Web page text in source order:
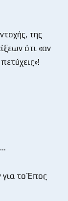
της
ότι «αν
το Έπος